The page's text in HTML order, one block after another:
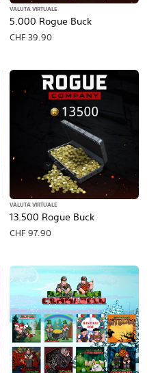
5.000 Rogue Buck
VALUTA VIRTUALE
CHF 39.90
13.500 Rogue Buck
VALUTA VIRTUALE
CHF 97.90